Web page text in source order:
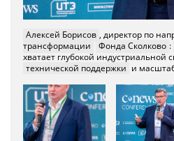
Алексей Борисов , директор по
трансформации
Фонда Сколково :
хватает глубокой индустриальной
технической поддержки и
Николай Ермачков , директор по
сделать так, чтобы
ИИ-решения
сотрудникам, и они могли
большинства задач